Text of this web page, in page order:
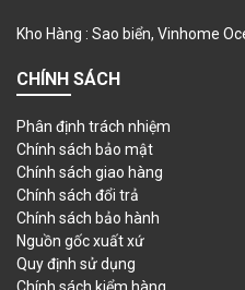
Kho Hàng : Sao biển, Vinhome
CHÍNH SÁCH
Phân định trách nhiệm
Chính sách bảo mật
Chính sách giao hàng
Chính sách đổi trả
Chính sách bảo hành
Nguồn gốc xuất xứ
Quy định sử dụng
Chính sách kiểm hàng